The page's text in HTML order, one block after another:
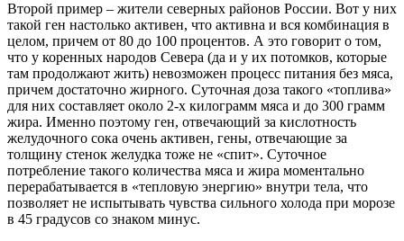
Второй пример – жители северных районов России. Вот у них
такой ген настолько активен, что активна и вся комбинация в
целом, причем от 80 до 100 процентов. А это говорит о том,
что у коренных народов Севера (да и у их потомков, которые
там продолжают жить) невозможен процесс питания без мяса,
причем достаточно жирного. Суточная доза такого «топлива»
для них составляет около 2-х килограмм мяса и до 300 грамм
жира. Именно поэтому ген, отвечающий за кислотность
желудочного сока очень активен, гены, отвечающие за
толщину стенок желудка тоже не «спит». Суточное
потребление такого количества мяса и жира моментально
перерабатывается в «тепловую энергию» внутри тела, что
позволяет не испытывать чувства сильного холода при морозе
в 45 градусов со знаком минус.